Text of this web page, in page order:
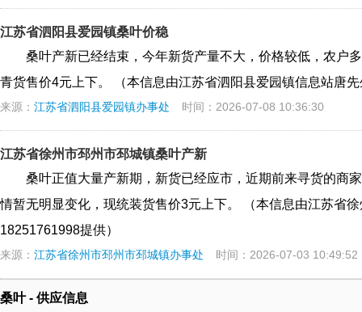
江苏省泗阳县爱园镇桑叶价稳
桑叶产新已经结束，今年新货产量不大，价格较低，农户
青货售价4元上下。 （本信息由江苏省泗阳县爱园镇信息站唐
来源： 江苏省泗阳县爱园镇办事处 时间：2026-07-08 10:36:30
江苏省徐州市邳州市邳城镇桑叶产新
桑叶正值大量产新期，新货已经应市，近期前来寻货的商
情暂无明显变化，现统装货售价3元上下。 （本信息由江苏省
18251761998提供）
来源： 江苏省徐州市邳州市邳城镇办事处 时间：2026-07-03 10:49:52
桑叶 - 供应信息